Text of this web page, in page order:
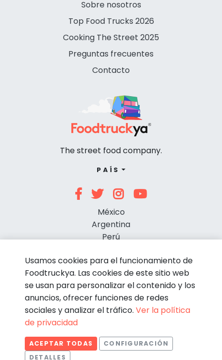
Sobre nosotros
Top Food Trucks 2026
Cooking The Street 2025
Preguntas frecuentes
Contacto
The street food company.
PAÍS
México
Argentina
Perú
© Foodtruckya 2026
Condiciones de contratación Política de privacidad
Usamos cookies para el funcionamiento de
Foodtruckya. Las cookies de este sitio web
se usan para personalizar el contenido y los
anuncios, ofrecer funciones de redes
sociales y analizar el tráfico. Ver la política
de privacidad
ACEPTAR TODAS
CONFIGURACIÓN
DETALLES